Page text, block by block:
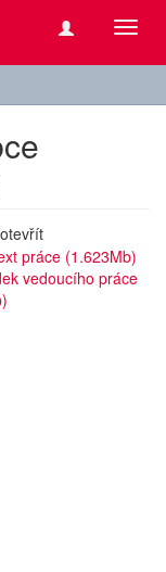
otevřít
práce (1.623Mb)
vedoucího práce